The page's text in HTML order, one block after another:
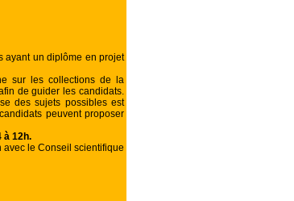
ayant un diplôme en projet
sur les collections de la
de guider les candidats.
des sujets possibles est
peuvent proposer
à 12h.
avec le Conseil scientifique